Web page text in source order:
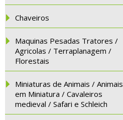
Chaveiros
Maquinas Pesadas Tratores /
Agricolas / Terraplanagem /
Florestais
Miniaturas de Animais / Animais
em Miniatura / Cavaleiros
medieval / Safari e Schleich